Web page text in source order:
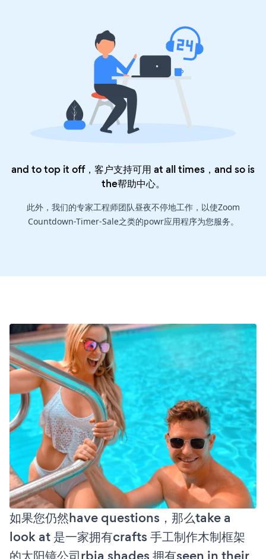
and to top it off，客户支持可用 at all times，and so is
the帮助中心。
此外，我们的专家工程师团队昼夜不停地工作，以使Zoom
Countdown-Timer-Sale之类的powr应用程序为您服务。
如果您仍然have questions，那么take a
look at 是一家拥有crafts 手工制作木制框架